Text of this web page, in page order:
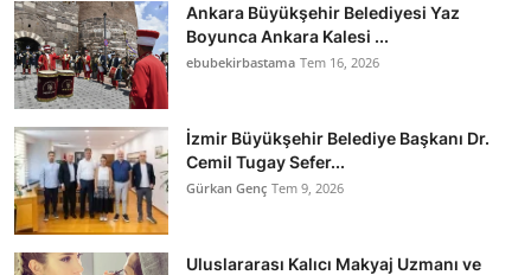
Ankara Büyükşehir Belediyesi Yaz
Boyunca Ankara Kalesi ...
ebubekirbastama Tem 16, 2026
İzmir Büyükşehir Belediye Başkanı Dr.
Cemil Tugay Sefer...
Gürkan Genç Tem 9, 2026
Uluslararası Kalıcı Makyaj Uzmanı ve